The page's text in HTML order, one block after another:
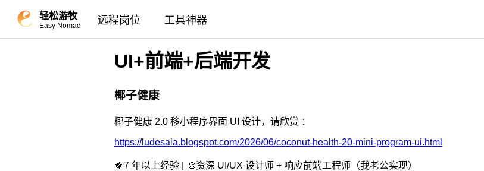
轻松游牧
Easy Nomad 远程岗位 工具神器
UI+前端+后端开发
椰子健康
椰子健康 2.0 移小程序界面 UI 设计，请欣赏 ：
https://ludesala.blogspot.com/2026/06/coconut-health-20-mini-program-ui.html
🍀7 年以上经验 | 🎨资深 UI/UX 设计师 + 响应前端工程师（我老公实现）